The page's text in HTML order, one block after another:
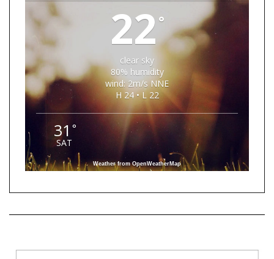
22°
clear sky
80% humidity
wind: 2m/s NNE
H 24 • L 22
31 °
SAT
Weather from OpenWeatherMap